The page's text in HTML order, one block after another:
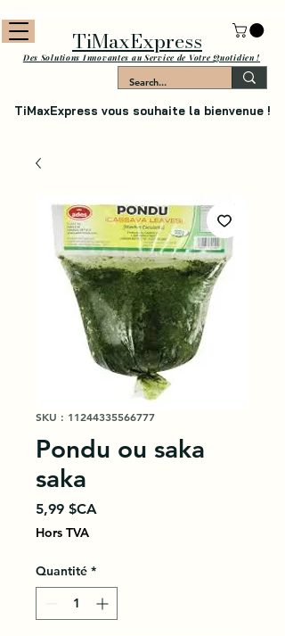
TiMaxExpress vous souhaite la bienvenue !
Des Solutions Innovantes au Service de Votre Quotidien !
TiMaxExpress
SKU : 11244335566777
Pondu ou saka
saka
5,99 $CA
Hors TVA
Quantité *